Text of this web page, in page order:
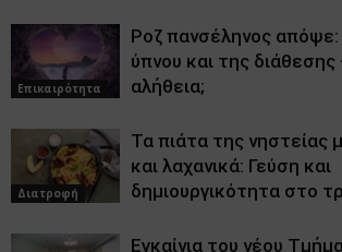
Επικαιρότητα
Ροζ πανσέληνος
ύπνου και της
αλήθεια;
Διατροφή
Τα πιάτα της νηστείας
και λαχανικά: Γεύση και
δημιουργικότητα στο
Εγκαίνια του νέου